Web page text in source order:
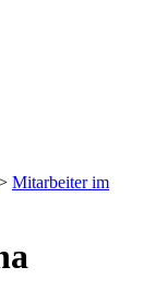
Mitarbeiter im